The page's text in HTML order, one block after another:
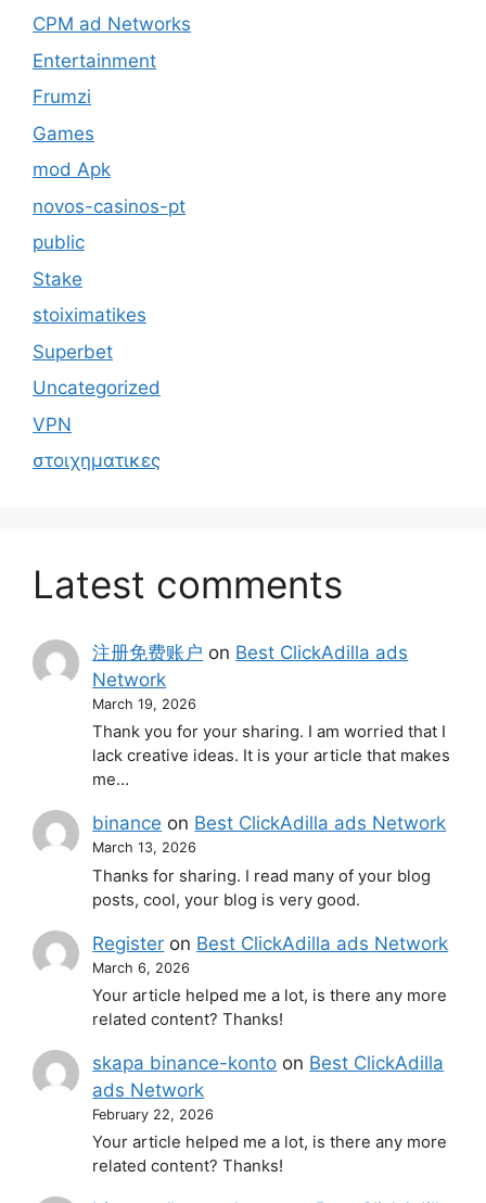
CPM ad Networks
Entertainment
Frumzi
Games
mod Apk
novos-casinos-pt
public
Stake
stoiximatikes
Superbet
Uncategorized
VPN
στοιχηματικες
Latest comments
注册免费账户 on Best ClickAdilla ads
Network
March 19, 2026
Thank you for your sharing. I am worried that I
lack creative ideas. It is your article that makes
me…
binance on Best ClickAdilla ads Network
March 13, 2026
Thanks for sharing. I read many of your blog
posts, cool, your blog is very good.
Register on Best ClickAdilla ads Network
March 6, 2026
Your article helped me a lot, is there any more
related content? Thanks!
skapa binance-konto on Best ClickAdilla
ads Network
February 22, 2026
Your article helped me a lot, is there any more
related content? Thanks!